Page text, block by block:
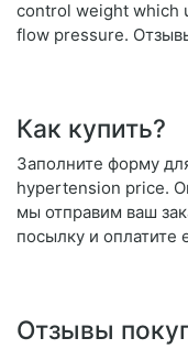
control weight which
flow pressure.
Как купить?
Заполните форму
hypertension price.
мы отправим ваш
посылку и оплатите
Отзывы